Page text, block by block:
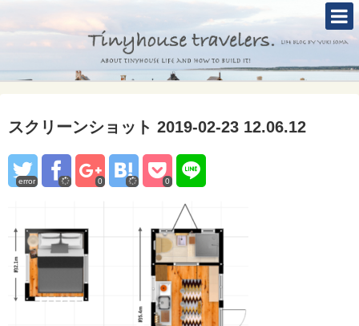
スクリーンショット 2019-02-23 12.06.12
error 0 0
ABOUT
TINYHOUSE
セルフビルド
CONTACT
Mole &Otter`s Tinyhouse Hotel